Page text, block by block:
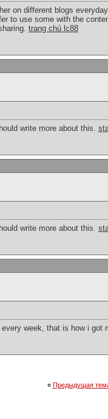
on different blogs
to use some with the
trang chủ lc88
write more about this.
write more about this.
week, that is how i got
« Предыдущая